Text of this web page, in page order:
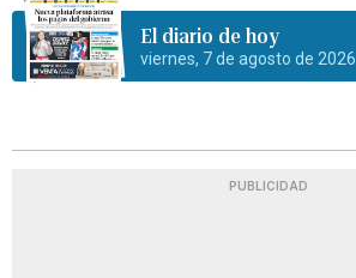
El diario de hoy
viernes, 7 de agosto de 2026
PUBLICIDAD